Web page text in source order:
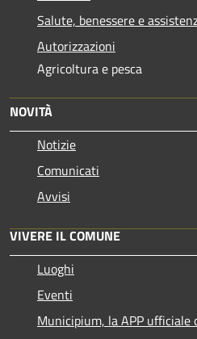
Salute, benessere e
Autorizzazioni
Agricoltura e pesca
NOVITÀ
Notizie
Comunicati
Avvisi
VIVERE IL COMUNE
Luoghi
Eventi
Municipium, la APP ufficiale